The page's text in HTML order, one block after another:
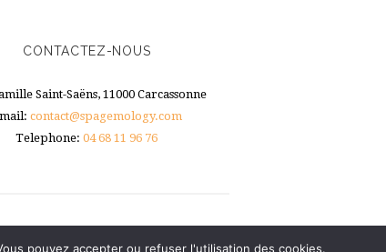
pouvez accepter ou refuser l'utilisation des cookies.
CONTACTEZ-NOUS
Saint-Saëns, 11000 Carcassonne
contact@spagemology.com
Telephone:04 68 11 96 76